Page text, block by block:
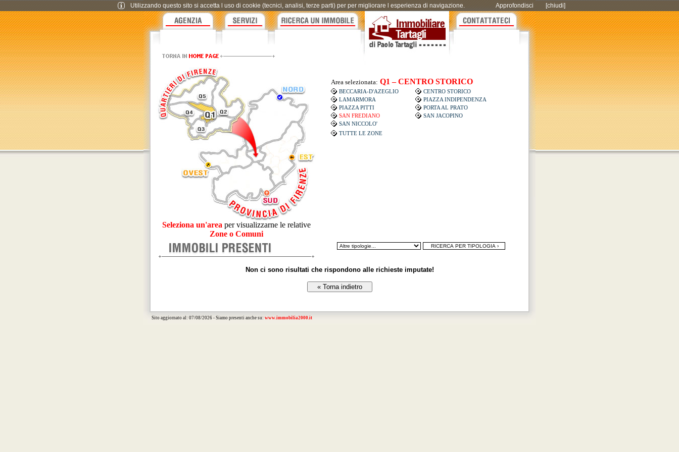
Seleziona un'area per visualizzarne le relative
Zone o Comuni
Area selezionata: Q1 – CENTRO STORICO
BECCARIA-D'AZEGLIO
CENTRO STORICO
LAMARMORA
PIAZZA INDIPENDENZA
PIAZZA PITTI
PORTA AL PRATO
SAN FREDIANO
SAN JACOPINO
SAN NICCOLO'
TUTTE LE ZONE
Non ci sono risultati che rispondono alle richieste imputate!
Sito aggiornato al: 07/08/2026 - Siamo presenti anche su: www.immobilia2000.it
Utilizzando questo sito si accetta l uso di cookie (tecnici, analisi, terze parti) per per migliorare l esperienza di navigazione. Approfondisci [chiudi]